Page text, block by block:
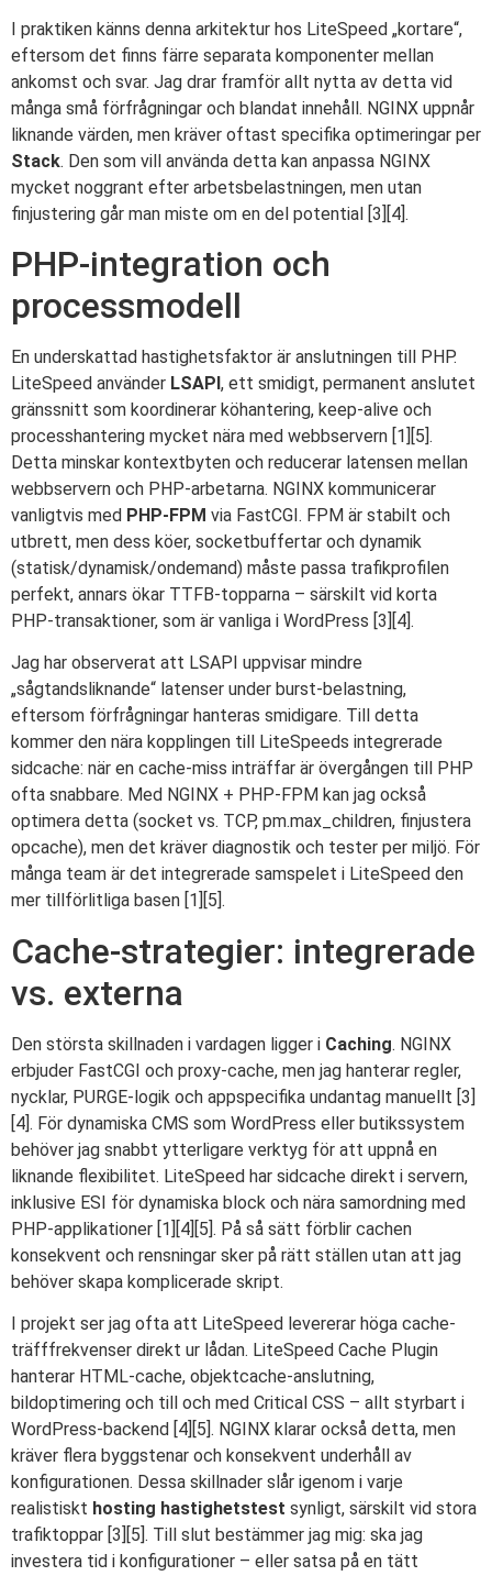
I praktiken känns denna arkitektur hos LiteSpeed „kortare“,
eftersom det finns färre separata komponenter mellan
ankomst och svar. Jag drar framför allt nytta av detta vid
många små förfrågningar och blandat innehåll. NGINX uppnår
liknande värden, men kräver oftast specifika optimeringar per
Stack. Den som vill använda detta kan anpassa NGINX
mycket noggrant efter arbetsbelastningen, men utan
finjustering går man miste om en del potential [3][4].
PHP-integration och
processmodell
En underskattad hastighetsfaktor är anslutningen till PHP.
LiteSpeed använder LSAPI, ett smidigt, permanent anslutet
gränssnitt som koordinerar köhantering, keep-alive och
processhantering mycket nära med webbservern [1][5].
Detta minskar kontextbyten och reducerar latensen mellan
webbservern och PHP-arbetarna. NGINX kommunicerar
vanligtvis med PHP-FPM via FastCGI. FPM är stabilt och
utbrett, men dess köer, socketbuffertar och dynamik
(statisk/dynamisk/ondemand) måste passa trafikprofilen
perfekt, annars ökar TTFB-topparna – särskilt vid korta
PHP-transaktioner, som är vanliga i WordPress [3][4].
Jag har observerat att LSAPI uppvisar mindre
„sågtandsliknande“ latenser under burst-belastning,
eftersom förfrågningar hanteras smidigare. Till detta
kommer den nära kopplingen till LiteSpeeds integrerade
sidcache: när en cache-miss inträffar är övergången till PHP
ofta snabbare. Med NGINX + PHP-FPM kan jag också
optimera detta (socket vs. TCP, pm.max_children, finjustera
opcache), men det kräver diagnostik och tester per miljö. För
många team är det integrerade samspelet i LiteSpeed den
mer tillförlitliga basen [1][5].
Cache-strategier: integrerade
vs. externa
Den största skillnaden i vardagen ligger i Caching. NGINX
erbjuder FastCGI och proxy-cache, men jag hanterar regler,
nycklar, PURGE-logik och appspecifika undantag manuellt [3]
[4]. För dynamiska CMS som WordPress eller butikssystem
behöver jag snabbt ytterligare verktyg för att uppnå en
liknande flexibilitet. LiteSpeed har sidcache direkt i servern,
inklusive ESI för dynamiska block och nära samordning med
PHP-applikationer [1][4][5]. På så sätt förblir cachen
konsekvent och rensningar sker på rätt ställen utan att jag
behöver skapa komplicerade skript.
I projekt ser jag ofta att LiteSpeed levererar höga cache-
träfffrekvenser direkt ur lådan. LiteSpeed Cache Plugin
hanterar HTML-cache, objektcache-anslutning,
bildoptimering och till och med Critical CSS – allt styrbart i
WordPress-backend [4][5]. NGINX klarar också detta, men
kräver flera byggstenar och konsekvent underhåll av
konfigurationen. Dessa skillnader slår igenom i varje
realistiskt hosting hastighetstest synligt, särskilt vid stora
trafiktoppar [3][5]. Till slut bestämmer jag mig: ska jag
investera tid i konfigurationer – eller satsa på en tätt